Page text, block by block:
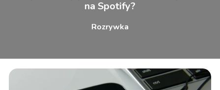
na Spotify?
Rozrywka